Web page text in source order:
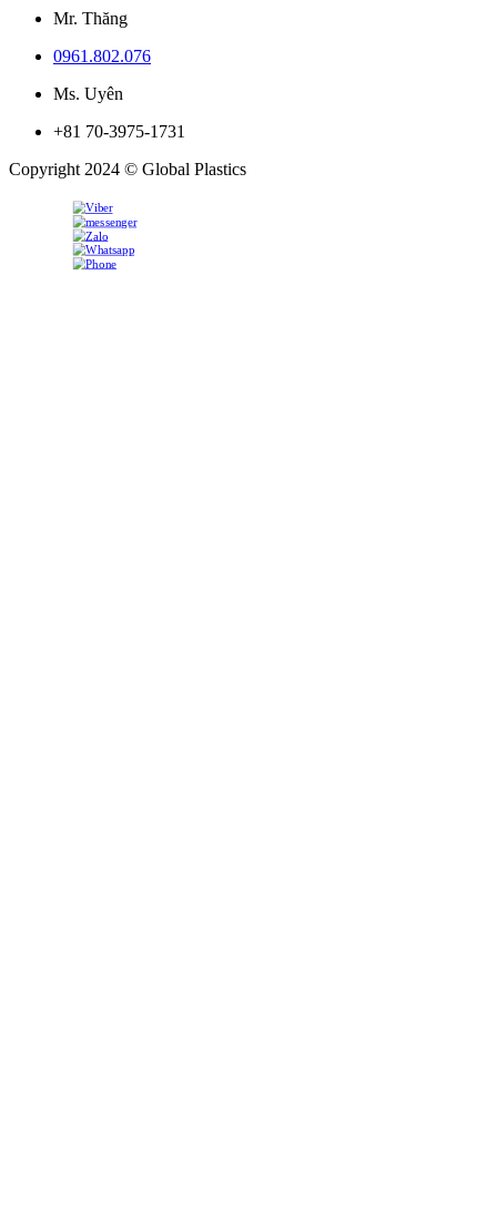
Mr. Thăng
0961.802.076
Ms. Uyên
+81 70-3975-1731
Copyright 2024 © Global Plastics